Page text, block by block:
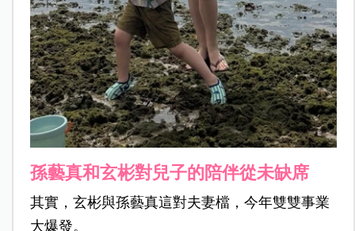
孫藝真和玄彬對兒子的陪伴從未缺席
其實，玄彬與孫藝真這對夫妻檔，今年雙雙事業
大爆發。